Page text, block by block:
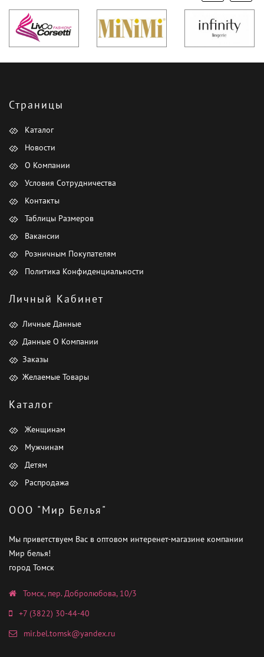
Страницы
Каталог
Новости
О Компании
Условия Сотрудничества
Контакты
Таблицы Размеров
Вакансии
Розничным Покупателям
Политика Конфиденциальности
Личный Кабинет
Личные Данные
Данные О Компании
Заказы
Желаемые Товары
Каталог
Женщинам
Мужчинам
Детям
Распродажа
ООО "Мир Белья"
Мы приветствуем Вас в оптовом интеренет-магазине компании
Мир белья!
город Томск
Томск, пер. Добролюбова, 10/3
+7 (3822) 30-44-40
mir.bel.tomsk@yandex.ru